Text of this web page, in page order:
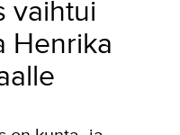
vaihtui
Henrika